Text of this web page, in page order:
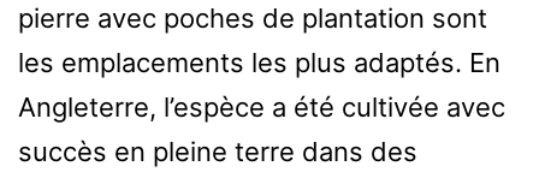
pierre avec poches de plantation sont
les emplacements les plus adaptés. En
Angleterre, l’espèce a été cultivée avec
succès en pleine terre dans des